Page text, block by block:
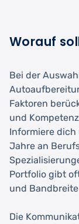
Worauf
Bei der
Faktoren
und
Informiere
Jahre an
Portfolio gibt
und
Die